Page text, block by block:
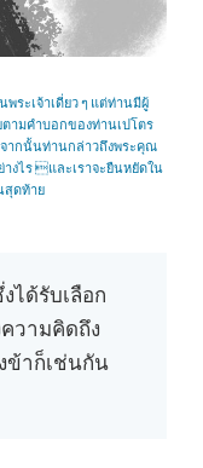
พระเจ้าเดี่ยว ๆ แต่ท่านมีผู้
ตามคำบอกของท่านเปโตร
จากนั้นท่านกล่าวถึงพระคุณ
างไร และเราจะยืนหยัดใน
สุดท้าย
ได้รับเลือก
วามคิดถึง
ข้าก็เช่นกัน